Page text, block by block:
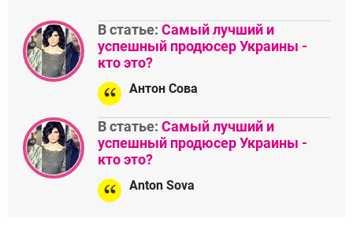
В статье: Самый лучший и
успешный продюсер Украины -
кто это?
Антон Сова
В статье: Самый лучший и
успешный продюсер Украины -
кто это?
Anton Sova